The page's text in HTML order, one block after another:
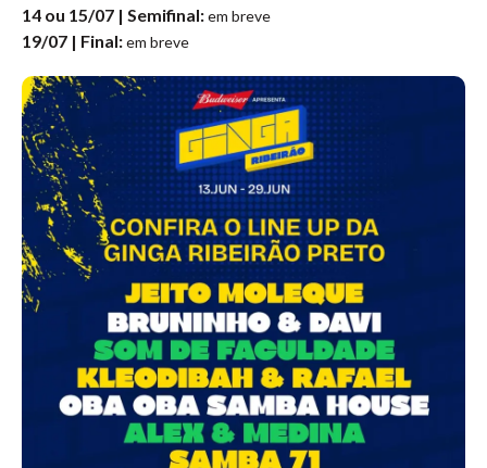
14 ou 15/07 | Semifinal:em breve
19/07 | Final:em breve